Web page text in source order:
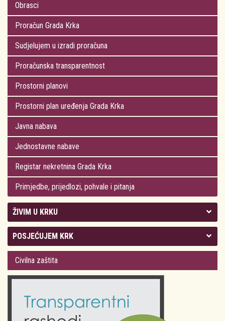
Obrasci
Proračun Grada Krka
Sudjelujem u izradi proračuna
Proračunska transparentnost
Prostorni planovi
Prostorni plan uređenja Grada Krka
Javna nabava
Jednostavne nabave
Registar nekretnina Grada Krka
Primjedbe, prijedlozi, pohvale i pitanja
ŽIVIM U KRKU
Kolegij gradonačelnika
Gradsko vijeće
Odluke Grada Krka (Službene novine PGŽ)
POSJEĆUJEM KRK
Plan Grada Krka
Krk 360° VR panorama
Krk uživo
Fotogalerije
Civilna zaštita